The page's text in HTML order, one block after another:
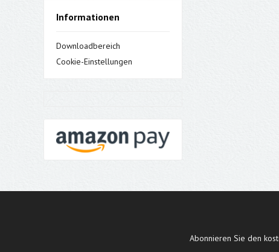
Informationen
Downloadbereich
Cookie-Einstellungen
Abonnieren Sie den